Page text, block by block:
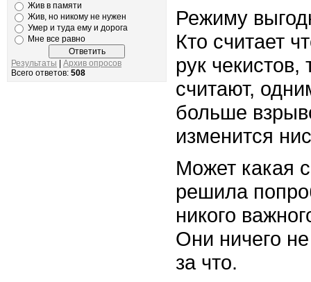
Жив в памяти
Жив, но никому не нужен
Умер и туда ему и дорога
Мне все равно
Результаты
Архив опросов
Всего ответов: 508
Режиму
Кто считает
рук чекистов,
считают,
больше
изменится
Может какая
решила
никого
Они ничего
за что.